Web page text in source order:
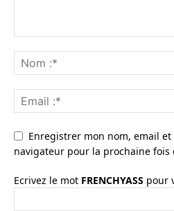
Enregistrer mon nom, email
navigateur pour la prochaine fois
Ecrivez le mot FRENCHYASS pour